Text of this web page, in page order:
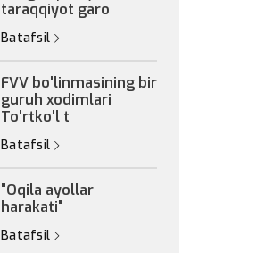
taraqqiyot garo
Batafsil
FVV bo'linmasining bir
guruh xodimlari
To'rtko'l t
Batafsil
"Oqila ayollar
harakati"
Batafsil